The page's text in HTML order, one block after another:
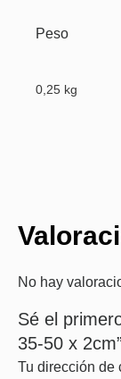
Peso
0,25 kg
No hay
Sé el
35-50 x 2cm”
Tu dirección de